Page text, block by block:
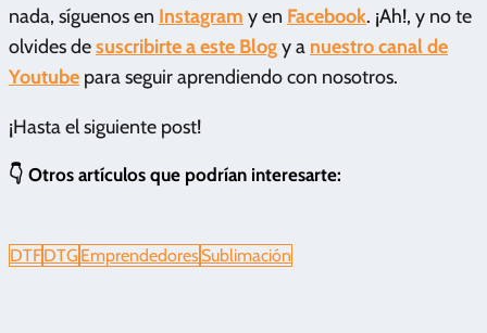
nada, síguenos en Instagram y en Facebook. ¡Ah!, y no te
olvides desuscribirte a este Blogy a nuestro canal de
Youtube para seguir aprendiendo con nosotros.
¡Hasta el siguiente post!
👇 Otros artículos que podrían interesarte:
DTFDTG Emprendedores Sublimación